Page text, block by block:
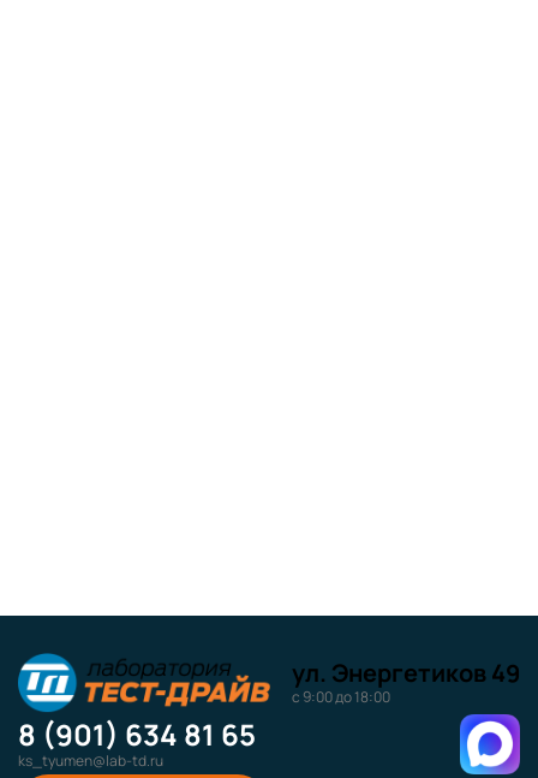
ул. Энергетиков 49
с 9:00 до 18:00
8 (901) 634 81 65
ks_tyumen@lab-td.ru